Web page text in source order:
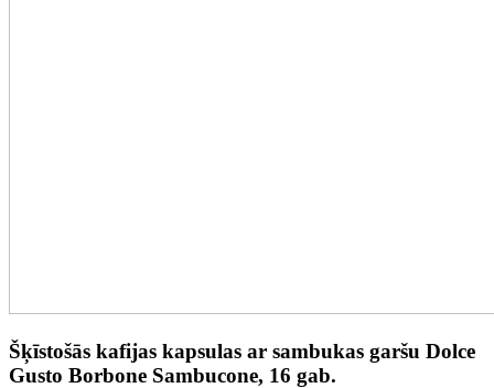
Šķīstošās kafijas kapsulas ar sambukas garšu Dolce
Gusto Borbone Sambucone, 16 gab.